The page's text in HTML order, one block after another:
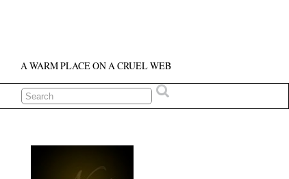
A WARM PLACE ON A CRUEL WEB